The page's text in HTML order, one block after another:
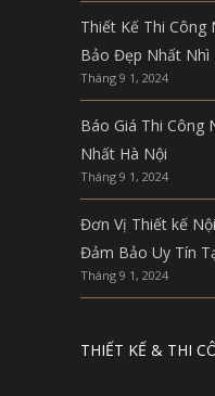
Thiết Kế Thi Công
Bảo Đẹp Nhất Nhì
Tháng 9 1, 2024
Báo Giá Thi Công
Nhất Hà Nội
Tháng 9 1, 2024
Đơn Vị Thiết kế
Đảm Bảo Uy Tín
Tháng 9 1, 2024
THIẾT KẾ & THI